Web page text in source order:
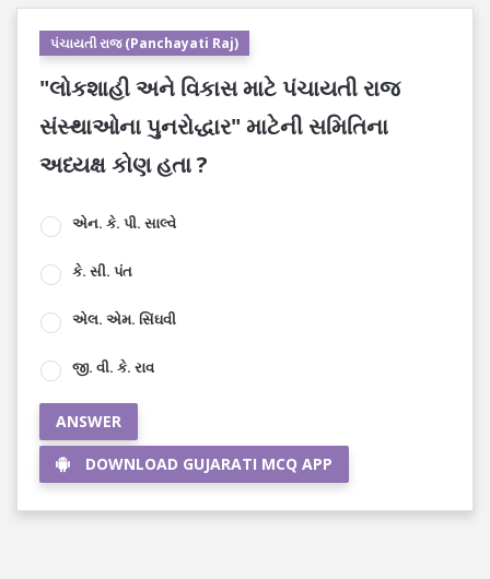
પંચાયતી રાજ (Panchayati Raj)
"લોકશાહી અને વિકાસ માટે પંચાયતી રાજ
સંસ્થાઓના પુનરોદ્ધાર" માટેની સમિતિના
અધ્યક્ષ કોણ હતા ?
એન. કે. પી. સાલ્વે
કે. સી. પંત
એલ. એમ. સિંઘવી
જી. વી. કે. રાવ
ANSWER
DOWNLOAD GUJARATI MCQ APP